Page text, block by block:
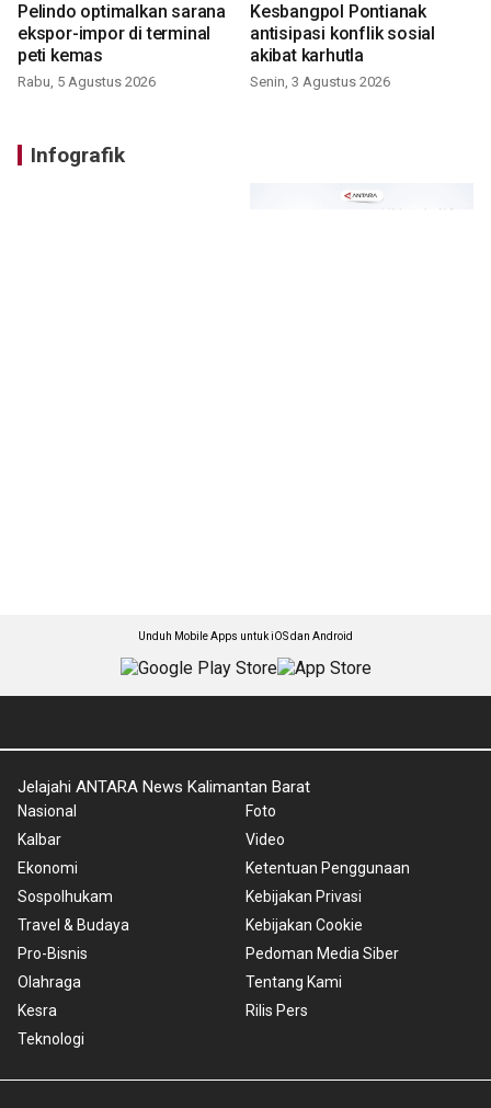
Pelindo optimalkan sarana
ekspor-impor di terminal
peti kemas
Rabu, 5 Agustus 2026
Kesbangpol Pontianak
antisipasi konflik sosial
akibat karhutla
Senin, 3 Agustus 2026
Infografik
Unduh Mobile Apps untuk iOS dan Android
Jelajahi ANTARA News Kalimantan Barat
Nasional
Kalbar
Ekonomi
Sospolhukam
Travel & Budaya
Pro-Bisnis
Olahraga
Kesra
Teknologi
Foto
Video
Ketentuan Penggunaan
Kebijakan Privasi
Kebijakan Cookie
Pedoman Media Siber
Tentang Kami
Rilis Pers